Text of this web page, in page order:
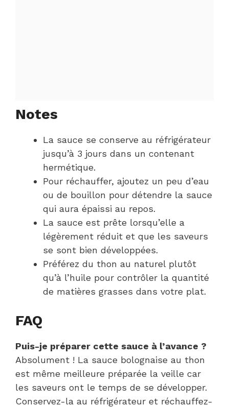
Notes
La sauce se conserve au réfrigérateur
jusqu’à 3 jours dans un contenant
hermétique.
Pour réchauffer, ajoutez un peu d’eau
ou de bouillon pour détendre la sauce
qui aura épaissi au repos.
La sauce est prête lorsqu’elle a
légèrement réduit et que les saveurs
se sont bien développées.
Préférez du thon au naturel plutôt
qu’à l’huile pour contrôler la quantité
de matières grasses dans votre plat.
FAQ
Puis-je préparer cette sauce à l’avance ?
Absolument ! La sauce bolognaise au thon
est même meilleure préparée la veille car
les saveurs ont le temps de se développer.
Conservez-la au réfrigérateur et réchauffez-